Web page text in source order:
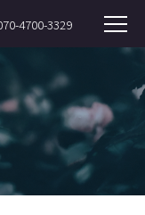
4700-3329